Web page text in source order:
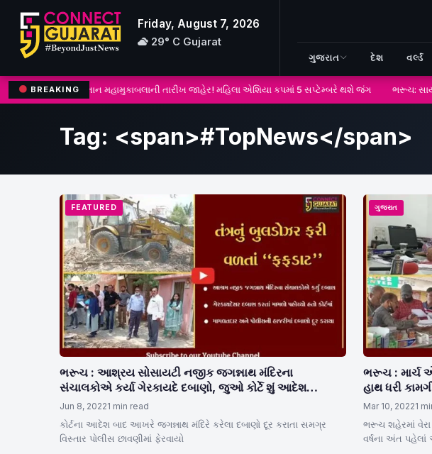
Friday, August 7, 2026
29° C Gujarat
ગુજરાત દેશ વર્લ્ડ
SearchBREAKING
ભારત-પાકિસ્તાન મહામુકાબલાની તારીખ જાહેર! મહિલા એશિયા કપમાં 5 સપ્ટેમ્બરે થશે જંગ ભરૂચ:
Tag: <span>#TopNews</span>
FEATURED
ભરૂચ : આશ્રય સોસાયટી નજીક જગન્નાથ મંદિરના
સંચાલકોએ કર્યા ગેરકાયદે દબાણો, જુઓ કોર્ટે શું આદેશ
આપ્યો..!
Jun 8, 20221 min read
કોર્ટના આદેશ બાદ આખરે જગન્નાથ મંદિરે કરેલા દબાણો દૂર કરાતા સમગ્ર
વિસ્તાર પોલીસ છાવણીમાં ફેરવાયો
ગુજરાત
ભરૂચ : માર્ચ
હાથ ધરી
Mar 10, 20221
ભરૂચ શહેરમાં વેરા
વર્ષના અંત પહેલાં